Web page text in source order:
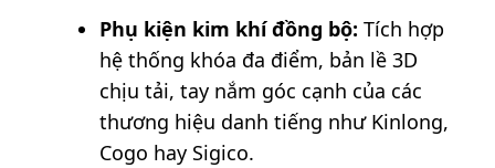
Phụ kiện kim khí đồng bộ: Tích hợp
hệ thống khóa đa điểm, bản lề 3D
chịu tải, tay nắm góc cạnh của các
thương hiệu danh tiếng như Kinlong,
Cogo hay Sigico.